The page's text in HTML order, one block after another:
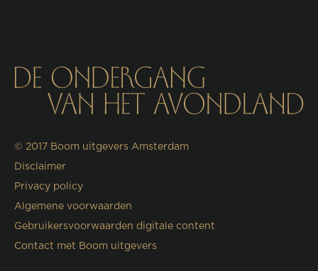
© 2017 Boom uitgevers Amsterdam
Disclaimer
Privacy policy
Algemene voorwaarden
Gebruikersvoorwaarden digitale content
Contact met Boom uitgevers